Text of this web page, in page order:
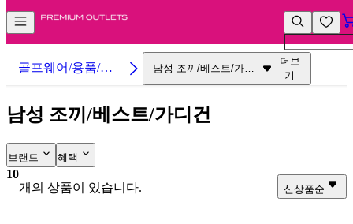
컨
텐
츠
기
앱
바
바
골프웨어/용품/클
남성 조끼/베스트/가디
건
더보
기
남성 조끼/베스트/가디건
브랜드 혜택
10
개의 상품이 있습니다.
신상품순